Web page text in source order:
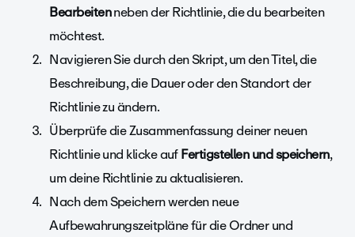
Bearbeitenneben der Richtlinie, die du bearbeiten
möchtest.
Navigieren Sie durch den Skript, um den Titel, die
Beschreibung, die Dauer oder den Standort der
Richtlinie zu ändern.
Überprüfe die Zusammenfassung deiner neuen
Richtlinie und klicke aufFertigstellen und speichern,
um deine Richtlinie zu aktualisieren.
Nach dem Speichern werden neue
Aufbewahrungszeitpläne für die Ordner und